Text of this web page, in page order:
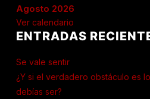
Agosto 2026
Ver calendario
ENTRADAS
Se vale sentir
¿Y si el verdadero obstáculo es
debías ser?